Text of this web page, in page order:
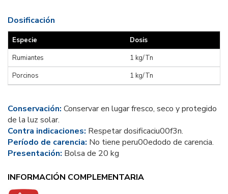
Dosificación
Especie
Dosis
Rumiantes
1 kg/Tn
Porcinos
1 kg/Tn
Conservación: Conservar en lugar fresco, seco y protegido
de la luz solar.
Contra indicaciones: Respetar dosificaciu00f3n.
Período de carencia: No tiene peru00edodo de carencia.
Presentación: Bolsa de 20 kg
INFORMACIÓN COMPLEMENTARIA